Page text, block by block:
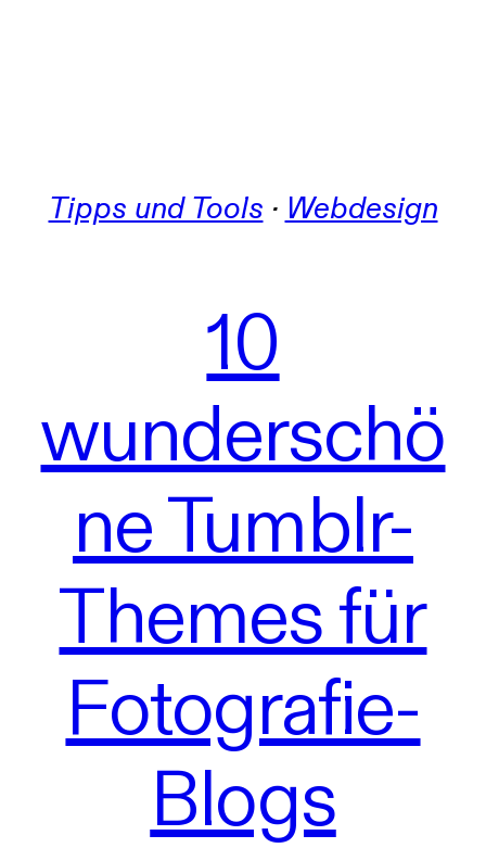
Tipps und Tools · Webdesign
10
wunderschö
ne Tumblr-
Themes für
Fotografie-
Blogs